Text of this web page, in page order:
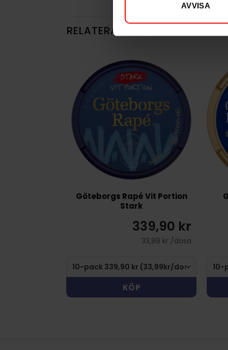
AVVISA
RELATERADE PRODUKTER
Göteborgs Rapé Vit Portion
Stark
339,90 kr
33,99 kr /dosa
KÖP